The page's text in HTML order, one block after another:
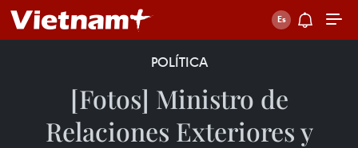
POLÍTICA
[Fotos] Ministro de
Relaciones Exteriores y